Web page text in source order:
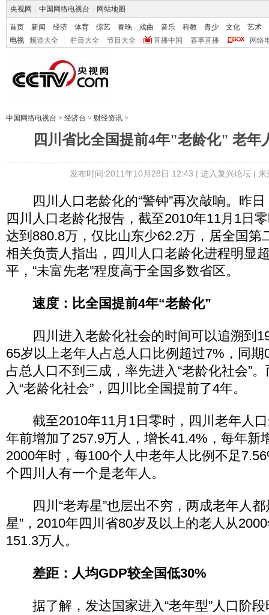
央视网 中国网络电视台 网站地图
首页 新闻 经济 体育 综艺 春晚 戏曲 音乐 科教 青少 文化
艺术
电视
频道大全 栏目大全 节目大全 直播中国 赛事直播 网络
中国网络电视台 > 经济台 > 财经资讯 >
四川省比全国提前4年"老龄化" 老年
发布时间:2011年10月28日 12:43 | 进入复兴论坛| 来
四川人口老龄化的“警钟”再次敲响。昨日
四川人口老龄化报告，截至2010年11月1日
达到880.8万，仅比山东少62.2万，居全国第
相关负责人指出，四川人口老龄化进程明显
平，“未富先老”程度高于全国多数省区。
速度：比全国提前4年“老龄化”
四川进入老龄化社会的时间可以追溯到
65岁以上老年人占总人口比例超过7%，同
占总人口不到三成，率先进入“老龄化社会”
入“老龄化社会”，四川比全国提前了4年。
截至2010年11月1日零时，四川老年人口
年前增加了257.9万人，增长41.4%，每年新
2000年时，每100个人中老年人比例不足
个四川人有一个是老年人。
四川“老寿星”也层出不穷，两成老年人都
星”，2010年四川省80岁及以上的老人从
151.3万人。
差距：人均GDP较全国低30%
据了解，发达国家进入“老年型”人口阶段